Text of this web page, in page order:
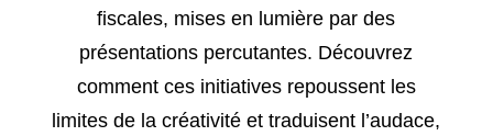
fiscales, mises en lumière par des
présentations percutantes. Découvrez
comment ces initiatives repoussent les
limites de la créativité et traduisent l’audace,